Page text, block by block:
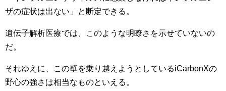
ザの症状は出ない」と断定できる。
遺伝子解析医療では、このような明瞭さを示せていないの
だ。
それゆえに、この壁を乗り越えようとしているiCarbonXの
野心の強さは相当なものといえる。